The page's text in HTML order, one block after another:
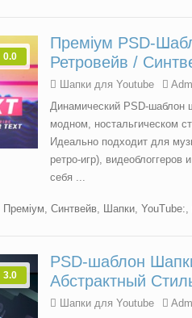
0.0
Преміум PSD-
Ретровейв /
Шапки для Youtube
Динамический PSD-шаблон
модном, ностальгическом
Идеально подходит для
ретро-игр),
себя ...
Преміум, Синтвейв, Шапки, YouTube:,
3.0
PSD-шаблон
Абстрактный
Шапки для Youtube